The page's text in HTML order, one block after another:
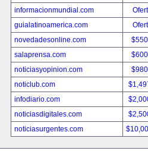
informacionmundial.com
guialatinoamerica.com
novedadesonline.com
salaprensa.com
noticiasyopinion.com
noticlub.com
infodiario.com
noticiasdigitales.com
noticiasurgentes.com